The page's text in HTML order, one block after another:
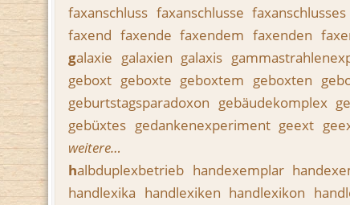
faxanschluss faxanschlusse faxanschlusses
faxend faxende faxendem faxenden
galaxie galaxien galaxis
geboxt geboxte geboxtem geboxten
geburtstagsparadoxon gebäudekomplex
gebüxtes gedankenexperiment geext
weitere…
halbduplexbetrieb handexemplar
handlexika handlexiken handlexikon